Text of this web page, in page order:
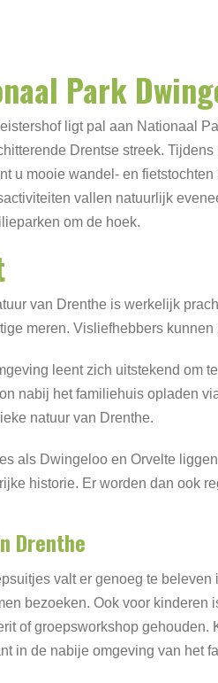
Park
ligt pal aan Nationaal
Drentse streek.
u mooie wandel- en
vallen natuurlijk
om de hoek.
van Drenthe is werkelijk
meren. Visliefhebbers
leent zich uitstekend om
nabij het familiehuis opladen
natuur van Drenthe.
als Dwingeloo en Orvelte
historie. Er worden dan ook
Drenthe
valt er genoeg te
bezoeken. Ook voor
of groepsworkshop
in de nabije omgeving van het